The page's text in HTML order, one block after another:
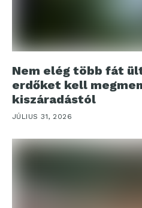
Nem elég több fát
erdőket kell
kiszáradástól
JÚLIUS 31, 2026